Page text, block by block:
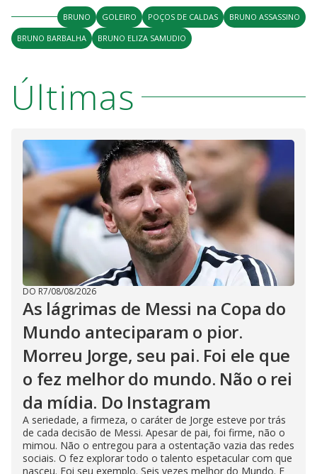
BRUNO GOLEIRO POÇOS DE CALDAS
BRUNO ASSASSINO
BRUNO BARBALHA
BRUNO ELIZA SAMUDIO
Últimas
DO R7/08/08/2026
As lágrimas de Messi na Copa do
Mundo anteciparam o pior.
Morreu Jorge, seu pai. Foi ele que
o fez melhor do mundo. Não o rei
da mídia. Do Instagram
A seriedade, a firmeza, o caráter de Jorge esteve por trás
de cada decisão de Messi. Apesar de pai, foi firme, não o
mimou. Não o entregou para a ostentação vazia das redes
sociais. O fez explorar todo o talento espetacular com que
nasceu. Foi seu exemplo. Seis vezes melhor do Mundo. E